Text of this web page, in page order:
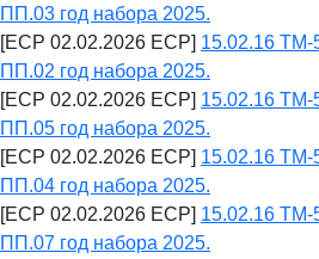
ПП.03 год набора 2025.
[ECP 02.02.2026 ECP] 15.02.16 ТМ-
ПП.02 год набора 2025.
[ECP 02.02.2026 ECP] 15.02.16 ТМ-
ПП.05 год набора 2025.
[ECP 02.02.2026 ECP] 15.02.16 ТМ-
ПП.04 год набора 2025.
[ECP 02.02.2026 ECP] 15.02.16 ТМ-
ПП.07 год набора 2025.